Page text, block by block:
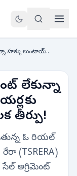
హక్కులుంటాయ్..
లేకున్నా
తీర్పు!
ఓ రియల్
(TSRERA)
సేల్ అగ్రిమెంట్